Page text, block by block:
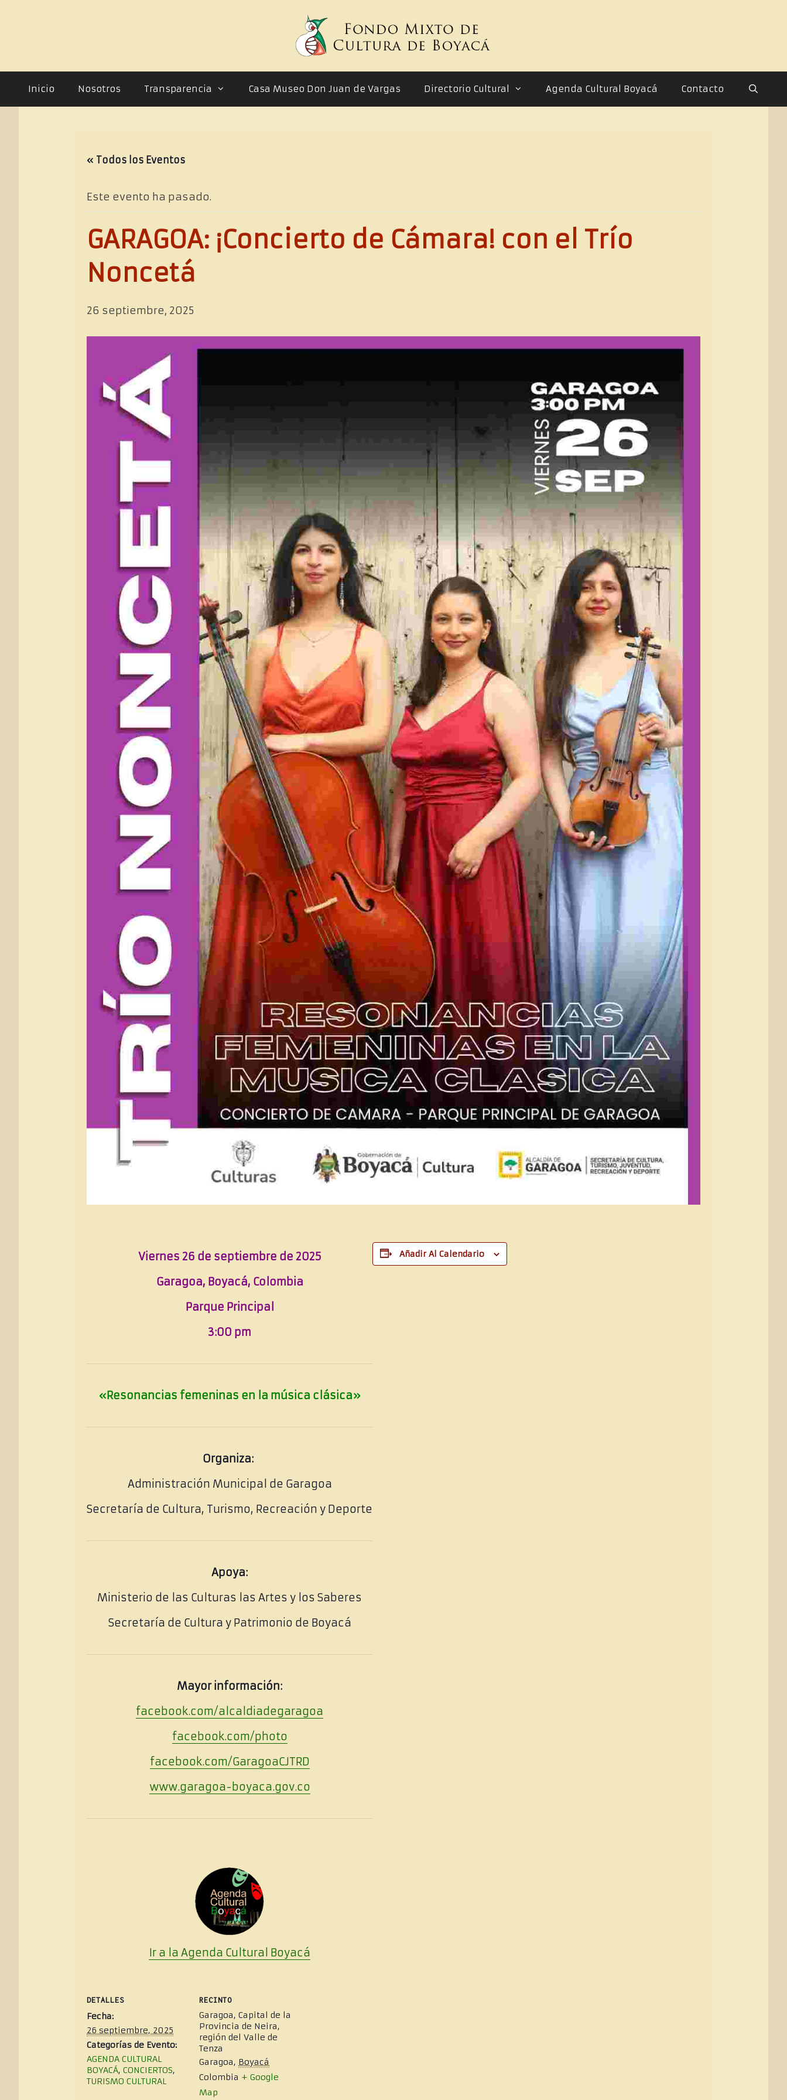
Inicio Nosotros Transparencia Casa Museo Don Juan de Vargas Directorio Cultural Agenda Cultural Boyacá Contacto
« Todos los Eventos
Este evento ha pasado.
GARAGOA: ¡Concierto de Cámara! con el Trío
Noncetá
26 septiembre, 2025
Viernes 26 de septiembre de 2025
Garagoa, Boyacá, Colombia
Parque Principal
3:00 pm
«Resonancias femeninas en la música clásica»
Organiza:
Administración Municipal de Garagoa
Secretaría de Cultura, Turismo, Recreación y Deporte
Apoya:
Ministerio de las Culturas las Artes y los Saberes
Secretaría de Cultura y Patrimonio de Boyacá
Mayor información:
facebook.com/alcaldiadegaragoa
facebook.com/photo
facebook.com/GaragoaCJTRD
www.garagoa-boyaca.gov.co
Ir a la Agenda Cultural Boyacá
Añadir Al Calendario
DETALLES
Fecha:
26 septiembre, 2025
Categorías de Evento:
AGENDA CULTURAL
BOYACÁ, CONCIERTOS,
TURISMO CULTURAL
RECINTO
Garagoa, Capital de la
Provincia de Neira,
región del Valle de
Tenza
Garagoa, Boyacá
Colombia + Google
Map